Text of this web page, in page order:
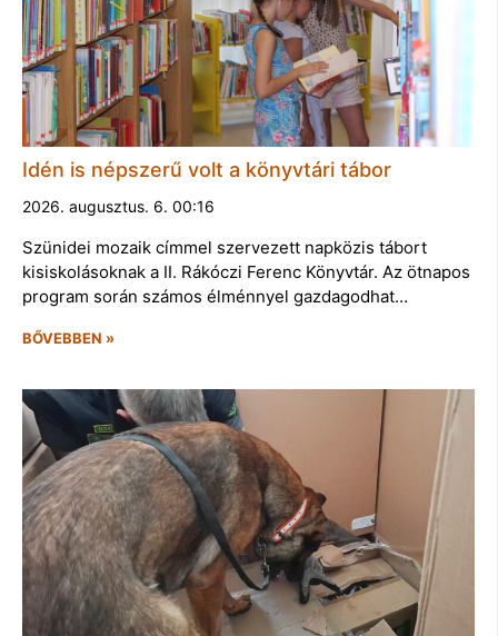
Idén is népszerű volt a könyvtári tábor
2026. augusztus. 6. 00:16
Szünidei mozaik címmel szervezett napközis tábort
kisiskolásoknak a II. Rákóczi Ferenc Könyvtár. Az ötnapos
program során számos élménnyel gazdagodhat…
BŐVEBBEN »